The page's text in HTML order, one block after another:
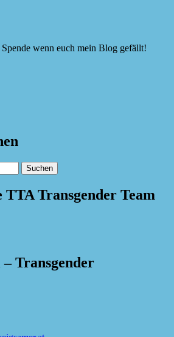
wenn euch mein Blog gefällt!
TTA Transgender Team
Transgender